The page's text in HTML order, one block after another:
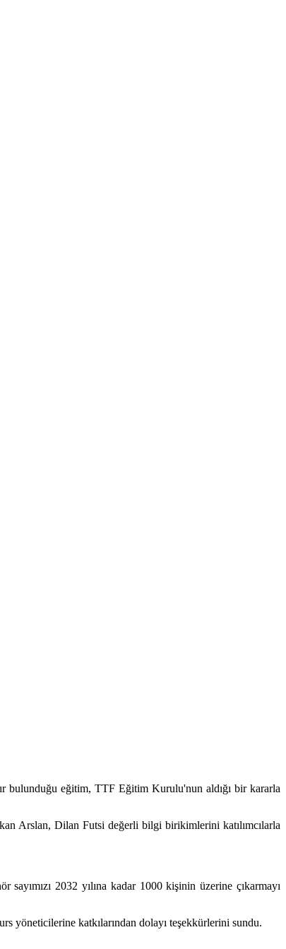
bulunduğu eğitim, TTF Eğitim Kurulu'nun aldığı bir kararla
Arslan, Dilan Futsi değerli bilgi birikimlerini katılımcılarla
2032 yılına kadar 1000 kişinin üzerine çıkarmayı
yöneticilerine katkılarından dolayı teşekkürlerini sundu.